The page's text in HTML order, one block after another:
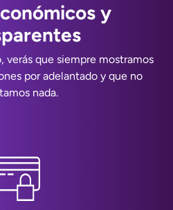
y
verás que siempre mostramos
por adelantado y que no
nada.